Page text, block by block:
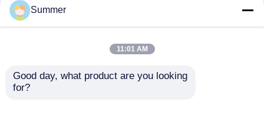
แผ่นเหล็กชุบสังกะสี
เหล็กม้วนสแตนเลส 304
Summer
11:01 AM
Good day, what product are you looking
for?